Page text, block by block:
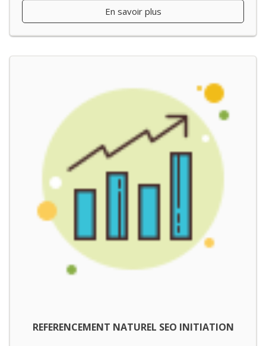
En savoir plus
REFERENCEMENT NATUREL SEO INITIATION